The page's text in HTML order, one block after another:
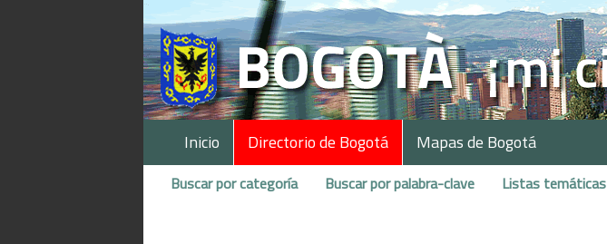
Inicio Directorio de Bogotá Mapas de Bogotá
Buscar por categoría Buscar por palabra-clave Listas temáticas